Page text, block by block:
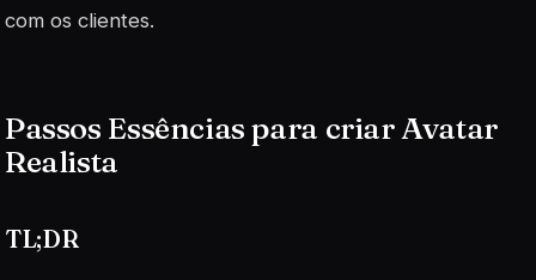
com os clientes.
Passos Essências para criar Avatar
Realista
TL;DR